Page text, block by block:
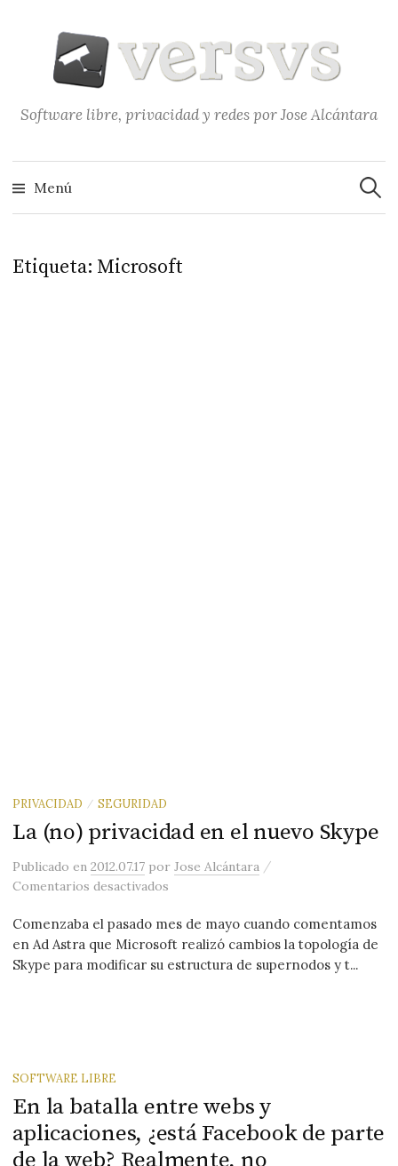
contenido
Software libre, privacidad y redes por Jose Alcántara
Menú
Etiqueta: Microsoft
PRIVACIDAD / SEGURIDAD
La (no) privacidad en el nuevo Skype
Publicadoen2012.07.17 porJose Alcántara /
Comentarios desactivados
Comenzaba el pasado mes de mayo cuando comentamos
en Ad Astra que Microsoft realizó cambios la topología de
Skype para modificar su estructura de supernodos y t...
SOFTWARE LIBRE
En la batalla entre webs y
aplicaciones, ¿está Facebook de parte
de la web? Realmente, no